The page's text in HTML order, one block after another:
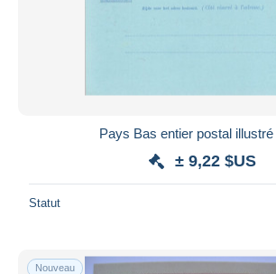
Pays Bas entier postal illustré
± 9,22 $US
Statut
Nouveau